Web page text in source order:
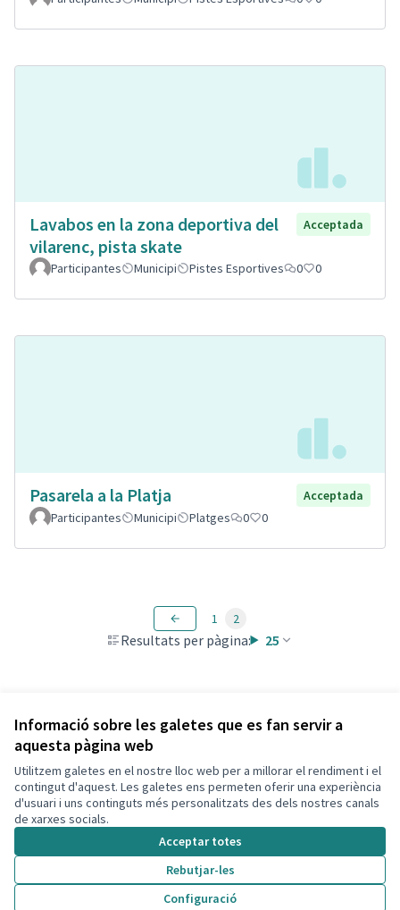
Informació sobre les galetes que es fan servir a
aquesta pàgina web
Utilitzem galetes en el nostre lloc web per a millorar el rendiment i el
contingut d'aquest. Les galetes ens permeten oferir una experiència
d'usuari i uns continguts més personalitzats des dels nostres canals
de xarxes socials.
Acceptar totes
Rebutjar-les
Configuració
Lavabos en la zona deportiva del
vilarenc, pista skate
Acceptada
Participantes Municipi Pistes Esportives 0 0
Pasarela a la Platja
Acceptada
Participantes
Municipi Platges 0 0
Resultats per pàgina: 25
1 2
Veure totes les propostes retirades
Termes i condicions d'ús
Configuració de les galetes
Decidim Calafell a X
(Enllaç extern)
Decidim Calafell a Facebook
Decidim Calafell a YouTube
Decidim Calafell a GitHub
(Enllaç extern)
Amb
(Enllaç